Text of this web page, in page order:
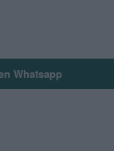
Whatsapp